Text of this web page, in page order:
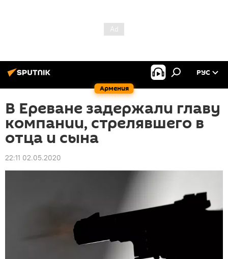
Армения
РУС
В Ереване задержали главу
компании, стрелявшего в
отца и сына
22:11 02.05.2020